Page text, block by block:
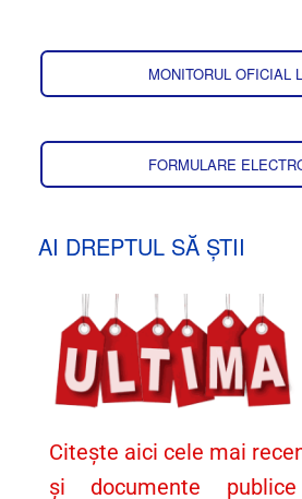
MONITORUL OFICIAL
FORMULARE
AI DREPTUL SĂ ȘTII
Citește aici cele mai
și documente